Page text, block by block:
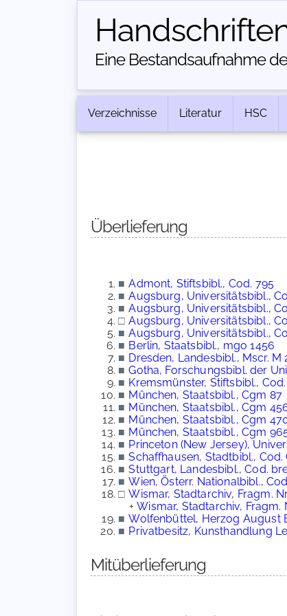
Eine Bestandsaufnahme
Verzeichnisse Literatur HSC
Überlieferung
■ Admont, Stiftsbibl., Cod. 795
■ Augsburg, Universitätsbibl.,
■ Augsburg, Universitätsbibl.,
□ Augsburg, Universitätsbibl.,
■ Augsburg, Universitätsbibl.,
■ Berlin, Staatsbibl., mgo 1456
■ Dresden, Landesbibl., Mscr. M
■ Gotha, Forschungsbibl. der
■ Kremsmünster, Stiftsbibl.,
■ München, Staatsbibl., Cgm 87
■ München, Staatsbibl., Cgm
■ München, Staatsbibl., Cgm
■ München, Staatsbibl., Cgm
■ Princeton (New Jersey),
■ Schaffhausen, Stadtbibl., Cod.
■ Stuttgart, Landesbibl., Cod.
■ Wien, Österr. Nationalbibl.,
□ Wismar, Stadtarchiv, Fragm.
+Wismar, Stadtarchiv, Fragm.
■ Wolfenbüttel, Herzog August
■ Privatbesitz, Kunsthandlung
Mitüberlieferung